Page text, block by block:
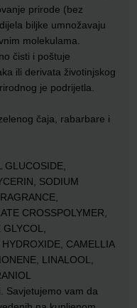
prirode (bez
biljke umnožavaju
molekulama.
čisti i poštuje
ili derivata životinjskog
je podrijetla.
čaja, rabarbare i
GLUCOSIDE,
SODIUM
CROSSPOLYMER,
CAMELLIA
LINALOOL,
Savjetujemo vam da